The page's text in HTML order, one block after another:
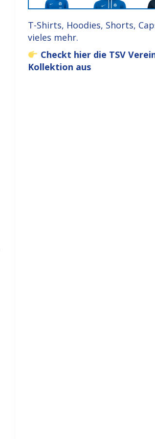
T-Shirts, Hoodies, Shorts,
vieles mehr.
Checkt hier die TSV
Kollektion aus